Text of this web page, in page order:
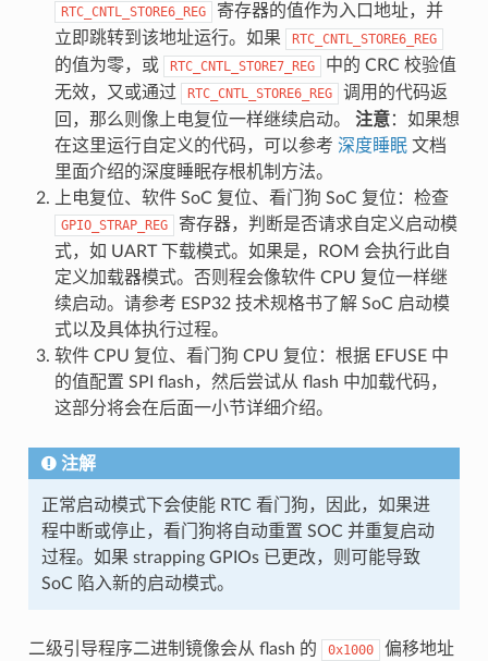
RTC_CNTL_STORE6_REG
寄存器的值作为入口地址，并
立即跳转到该地址运行。如果
RTC_CNTL_STORE6_REG
的值为零，或 RTC_CNTL_STORE7_REG
中的 CRC 校验值
无效，又或通过
RTC_CNTL_STORE6_REG
调用的代码返
回，那么则像上电复位一样继续启动。 注意：如果想
在这里运行自定义的代码，可以参考 深度睡眠文档
里面介绍的深度睡眠存根机制方法。
上电复位、软件 SoC 复位、看门狗 SoC 复位：检查
GPIO_STRAP_REG
寄存器，判断是否请求自定义启动模
式，如 UART 下载模式。如果是，ROM 会执行此自
定义加载器模式。否则程会像软件 CPU 复位一样继
续启动。请参考 ESP32 技术规格书了解 SoC 启动模
式以及具体执行过程。
软件 CPU 复位、看门狗 CPU 复位：根据 EFUSE 中
的值配置 SPI flash，然后尝试从 flash 中加载代码，
这部分将会在后面一小节详细介绍。
注解
正常启动模式下会使能 RTC 看门狗，因此，如果进
程中断或停止，看门狗将自动重置 SOC 并重复启动
过程。如果 strapping GPIOs 已更改，则可能导致
SoC 陷入新的启动模式。
二级引导程序二进制镜像会从 flash 的 0x1000
偏移地址